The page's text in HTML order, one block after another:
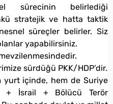
sürecinin belirlediği
stratejik ve hatta taktik
süreçler belirler. Siz
yapabilirsiniz.
sürdüğü PKK/HDP’dir.
yurt içinde, hem de Suriye
+ İsrail + Bölücü Terör